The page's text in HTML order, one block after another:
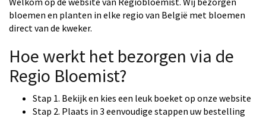
bloemen en planten in elke regio van België met bloemen
direct van de kweker.
Hoe werkt het bezorgen via de
Regio Bloemist?
Stap 1. Bekijk en kies een leuk boeket op onze website
Stap 2. Plaats in 3 eenvoudige stappen uw bestelling